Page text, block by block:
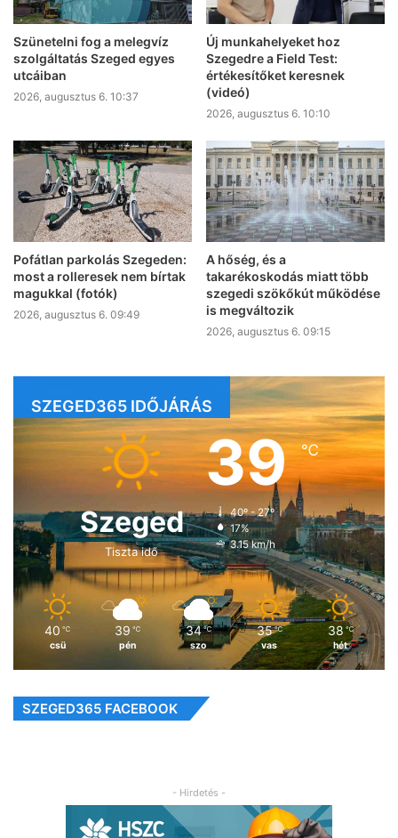
Szünetelni fog a melegvíz
szolgáltatás Szeged egyes
utcáiban
2026, augusztus 6. 10:37
Új munkahelyeket hoz
Szegedre a Field Test:
értékesítőket keresnek
(videó)
2026, augusztus 6. 10:10
Pofátlan parkolás Szegeden:
most a rolleresek nem bírtak
magukkal (fotók)
2026, augusztus 6. 09:49
A hőség, és a
takarékoskodás miatt több
szegedi szökőkút működése
is megváltozik
2026, augusztus 6. 09:15
SZEGED365 IDŐJÁRÁS
Szeged
Tiszta idő
39℃
40º - 27º
17%
3.15 km/h
40 ℃
csü
39 ℃
pén
34 ℃
szo
35 ℃
vas
38 ℃
hét
SZEGED365 FACEBOOK
- Hirdetés -